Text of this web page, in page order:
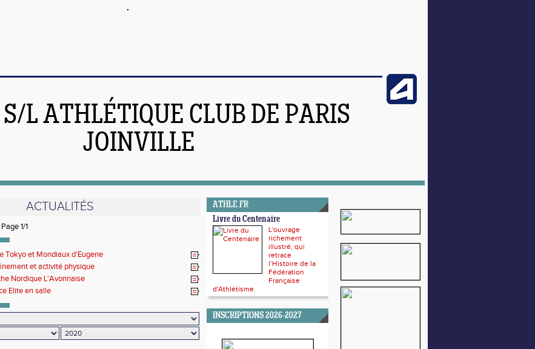
L ATHLÉTIQUE CLUB DE PARIS
JOINVILLE
ACTUALITÉS
1/1
Tokyo et Mondiaux d'Eugene
et activité physique
Nordique L'Avonnaise
Elite en salle
ATHLE.FR
Livre du Centenaire
L'ouvrage
richement
illustré, qui
retrace
l’Histoire de la
Fédération
Française
d'Athlétisme.
INSCRIPTIONS 2026-2027